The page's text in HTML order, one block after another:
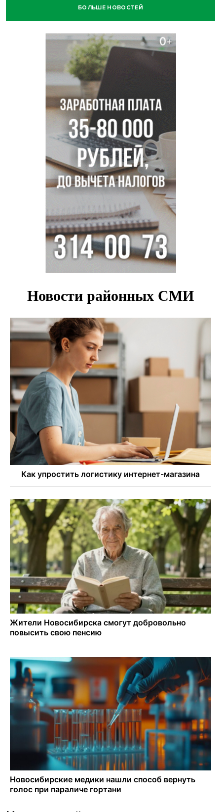
Африканский врач поразил новосибирцев в травмпункте
Покрытие рулежных дорожек обновили в аэропорту
Толмачево по нацпроекту
В Новосибирске зафиксирован рост заболеваемости
энтеровирусной инфекцией
В Новосибирске осудили внука за продажу дедова ружья
БОЛЬШЕ НОВОСТЕЙ